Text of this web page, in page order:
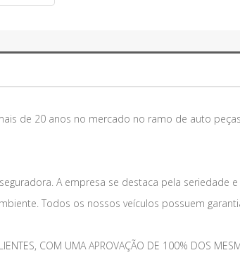
de 20 anos no mercado no ramo de auto
A empresa se destaca pela seriedade
Todos os nossos veículos possuem
COM UMA APROVAÇÃO DE 100% DOS